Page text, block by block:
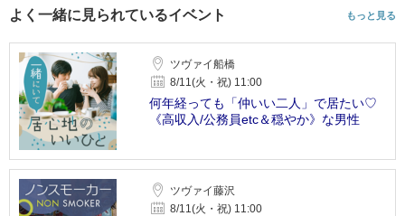
よく一緒に見られているイベント もっと見る
ツヴァイ船橋
8/11(火・祝) 11:00
何年経っても「仲いい二人」で居たい♡
《高収入/公務員etc＆穏やか》な男性
ツヴァイ藤沢
8/11(火・祝) 11:00